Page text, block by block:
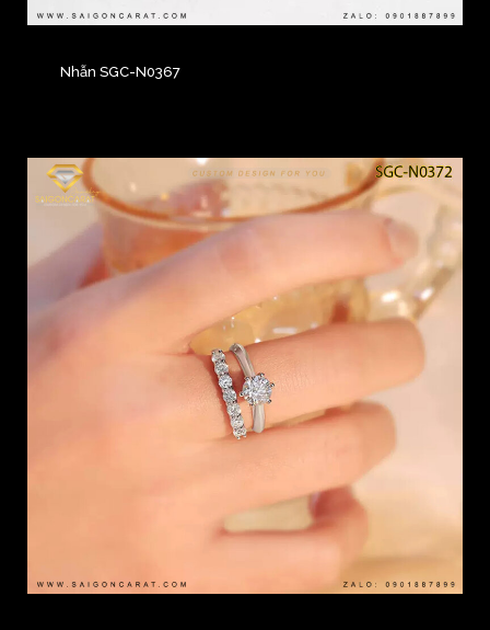
Nhẫn SGC-N0367